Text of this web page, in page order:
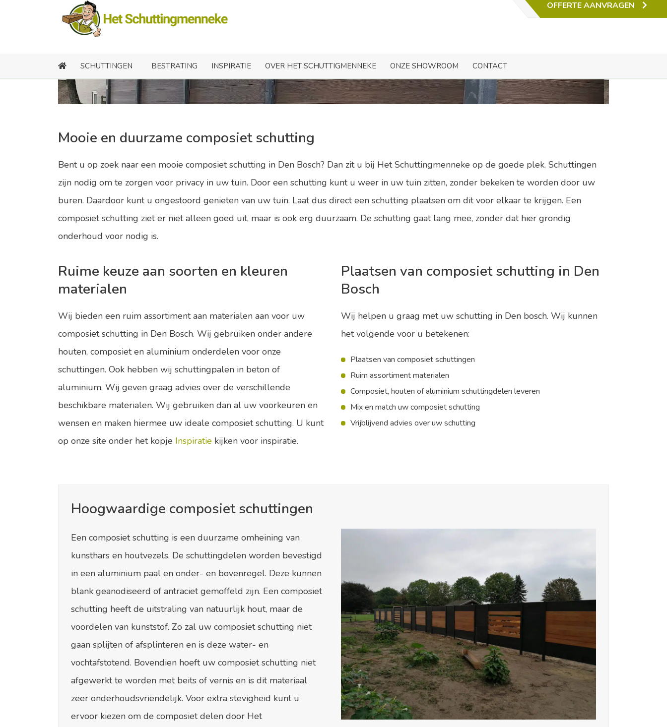
OFFERTE AANVRAGEN
SCHUTTINGEN BESTRATING INSPIRATIE OVER HET SCHUTTIGMENNEKE ONZE SHOWROOM CONTACT
Mooie en duurzame composiet schutting
Bent u op zoek naar een mooie composiet schutting in Den Bosch? Dan zit u bij Het Schuttingmenneke op de goede plek. Schuttingen
zijn nodig om te zorgen voor privacy in uw tuin. Door een schutting kunt u weer in uw tuin zitten, zonder bekeken te worden door uw
buren. Daardoor kunt u ongestoord genieten van uw tuin. Laat dus direct een schutting plaatsen om dit voor elkaar te krijgen. Een
composiet schutting ziet er niet alleen goed uit, maar is ook erg duurzaam. De schutting gaat lang mee, zonder dat hier grondig
onderhoud voor nodig is.
Ruime keuze aan soorten en kleuren
materialen
Wij bieden een ruim assortiment aan materialen aan voor uw
composiet schutting in Den Bosch. Wij gebruiken onder andere
houten, composiet en aluminium onderdelen voor onze
schuttingen. Ook hebben wij schuttingpalen in beton of
aluminium. Wij geven graag advies over de verschillende
beschikbare materialen. Wij gebruiken dan al uw voorkeuren en
wensen en maken hiermee uw ideale composiet schutting. U kunt
op onze site onder het kopje Inspiratie kijken voor inspiratie.
Plaatsen van composiet schutting in Den
Bosch
Wij helpen u graag met uw schutting in Den bosch. Wij kunnen
het volgende voor u betekenen:
Plaatsen van composiet schuttingen
Ruim assortiment materialen
Composiet, houten of aluminium schuttingdelen leveren
Mix en match uw composiet schutting
Vrijblijvend advies over uw schutting
Hoogwaardige composiet schuttingen
Een composiet schutting is een duurzame omheining van
kunsthars en houtvezels. De schuttingdelen worden bevestigd
in een aluminium paal en onder- en bovenregel. Deze kunnen
blank geanodiseerd of antraciet gemoffeld zijn. Een composiet
schutting heeft de uitstraling van natuurlijk hout, maar de
voordelen van kunststof. Zo zal uw composiet schutting niet
gaan splijten of afsplinteren en is deze water- en
vochtafstotend. Bovendien hoeft uw composiet schutting niet
afgewerkt te worden met beits of vernis en is dit materiaal
zeer onderhoudsvriendelijk. Voor extra stevigheid kunt u
ervoor kiezen om de composiet delen door Het